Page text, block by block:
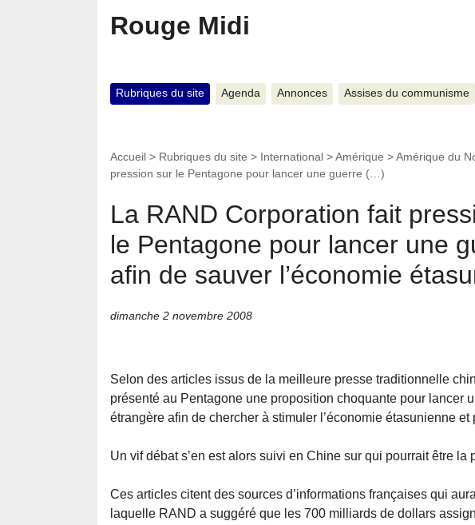
Rouge Midi
Rubriques du site Agenda Annonces Assises du communisme
Accueil > Rubriques du site > International >Amérique >Amérique du
pression sur le Pentagone pour lancer une guerre (…)
La RAND Corporation fait
le Pentagone pour lancer une
afin de sauver l’économie
dimanche 2 novembre 2008
Selon des articles issus de la meilleure presse traditionnelle
présenté au Pentagone une proposition choquante pour lancer
étrangère afin de chercher à stimuler l’économie étasunienne et
Un vif débat s’en est alors suivi en Chine sur qui pourrait être la
Ces articles citent des sources d’informations françaises qui
laquelle RAND a suggéré que les 700 milliards de dollars